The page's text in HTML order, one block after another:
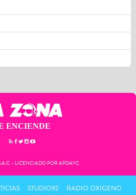
ENCIENDE
- LICENCIADO POR APDAYC
STUDIO92 RADIO OXIGENO